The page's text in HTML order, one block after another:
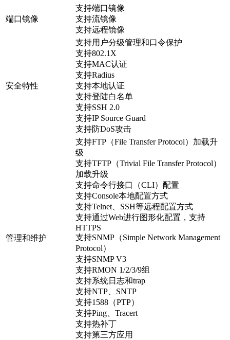
端口镜像
支持端口镜像
支持流镜像
支持远程镜像
安全特性
支持用户分级管理和口令保护
支持802.1X
支持MAC认证
支持Radius
支持本地认证
支持登陆白名单
支持SSH 2.0
支持IP Source Guard
支持防DoS攻击
管理和维护
支持FTP（File Transfer Protocol）加载升
级
支持TFTP（Trivial File Transfer Protocol）
加载升级
支持命令行接口（CLI）配置
支持Console本地配置方式
支持Telnet、SSH等远程配置方式
支持通过Web进行图形化配置，支持
HTTPS
支持SNMP（Simple Network Management
Protocol）
支持SNMP V3
支持RMON 1/2/3/9组
支持系统日志和trap
支持NTP、SNTP
支持1588（PTP）
支持Ping、Tracert
支持热补丁
支持第三方应用